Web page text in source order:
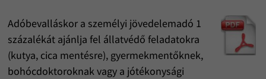
Adóbevalláskor a személyi jövedelemadó 1
százalékát ajánlja fel állatvédő feladatokra
(kutya, cica mentésre), gyermekmentőknek,
bohócdoktoroknak vagy a jótékonysági